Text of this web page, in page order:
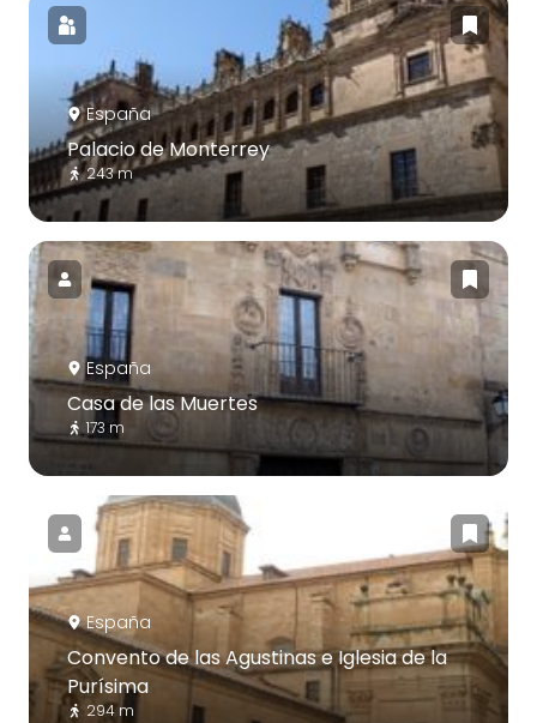
España
Palacio de Monterrey
243 m
España
Casa de las Muertes
173 m
España
Convento de las Agustinas e Iglesia de la
Purísima
294 m